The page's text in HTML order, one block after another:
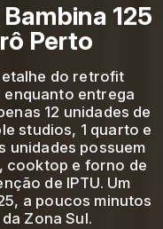
125
Perto
do retrofit
entrega
12 unidades de
studios, 1 quarto e
unidades possuem
cooktop e forno de
de IPTU. Um
a poucos minutos
Zona Sul.